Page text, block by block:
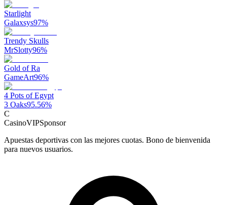
Starlight
Galaxsys97%
Trendy Skulls
MrSlotty96%
Gold of Ra
GameArt96%
4 Pots of Egypt
3 Oaks95.56%
C
CasinoVIPSponsor
Apuestas deportivas con las mejores cuotas. Bono de bienvenida
para nuevos usuarios.